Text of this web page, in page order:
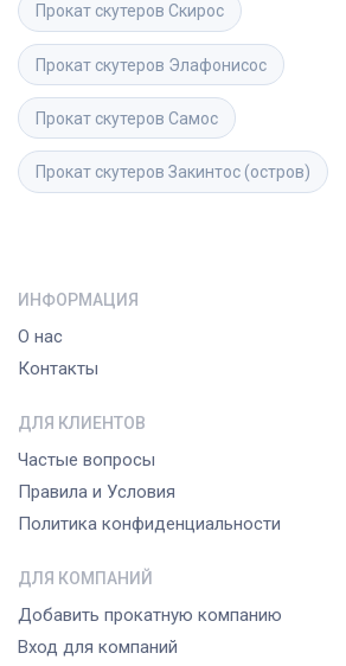
Прокат скутеров Скирос
Прокат скутеров Элафонисос
Прокат скутеров Самос
Прокат скутеров Закинтос (остров)
ИНФОРМАЦИЯ
О нас
Контакты
ДЛЯ КЛИЕНТОВ
Частые вопросы
Правила и Условия
Политика конфиденциальности
ДЛЯ КОМПАНИЙ
Добавить прокатную компанию
Вход для компаний